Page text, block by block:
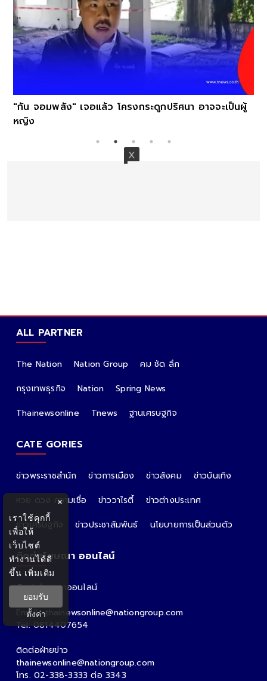
"กัน จอมพลัง" เจอแล้ว โครงกระดูกปริศนา อาจจะเป็นผู้
หญิง
ALL PARTNER
The Nation Nation Group
คม ชัด ลึก
กรุงเทพธุรกิจ
Nation
Spring News
Thainewsonline
Tnews ฐานเศรษฐกิจ
CATE GORIES
ข่าวพระราชสำนัก ข่าวการเมือง ข่าวสังคม
ข่าวบันเทิง
หวย ดวง ความเชื่อ
ข่าววาไรตี้
ข่าวต่างประเทศ
ข่าวเศรษฐกิจ
ข่าวประชาสัมพันธ์ นโยบายการเป็นส่วนตัว
ติดต่อโฆษณา ออนไลน์
ติดต่อโฆษณาออนไลน์
คุณอ้อ
Email : thainewsonline@nationgroup.com
Tel: 0814407654
ติดต่อฝ่ายข่าว
thainewsonline@nationgroup.com
โทร. 02-338-3333 ต่อ 3343
×
เราใช้คุกกี้
เพื่อให้
เว็บไซต์
ทำงานได้ดี
ขึ้น เพิ่มเติม
ยอมรับ
ตั้งค่า